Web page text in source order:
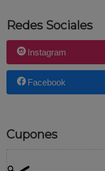
Redes Sociales
Instagram
Facebook
Cupones